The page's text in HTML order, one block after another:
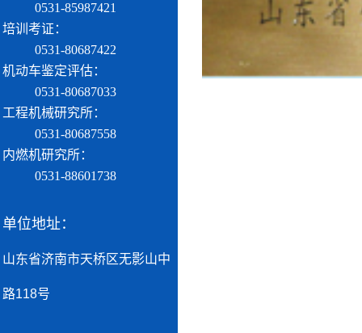
0531-85987421
培训考证：
0531-80687422
机动车鉴定评估：
0531-80687033
工程机械研究所：
0531-80687558
内燃机研究所：
0531-88601738
单位地址：
山东省济南市天桥区无影山中
路118号